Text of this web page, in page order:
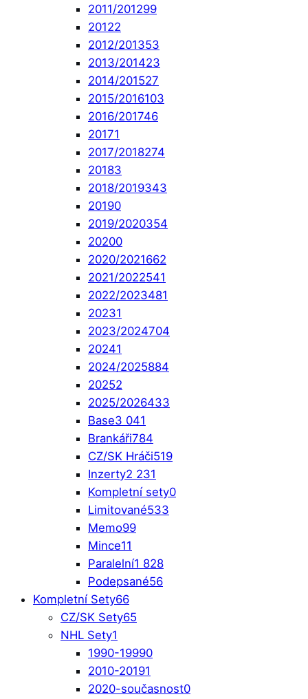
2011/201299
20122
2012/201353
2013/201423
2014/201527
2015/2016103
2016/201746
20171
2017/2018274
20183
2018/2019343
20190
2019/2020354
20200
2020/2021662
2021/2022541
2022/2023481
20231
2023/2024704
20241
2024/2025884
20252
2025/2026433
Base3 041
Brankáři784
CZ/SK Hráči519
Inzerty2 231
Kompletní sety0
Limitované533
Memo99
Mince11
Paralelní1 828
Podepsané56
Kompletní Sety66
CZ/SK Sety65
NHL Sety1
1990-19990
2010-20191
2020-současnost0